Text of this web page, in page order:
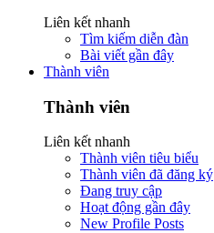
Liên kết nhanh
Tìm kiếm diễn đàn
Bài viết gần đây
Thành viên
Thành viên
Liên kết nhanh
Thành viên tiêu biểu
Thành viên đã đăng ký
Đang truy cập
Hoạt động gần đây
New Profile Posts